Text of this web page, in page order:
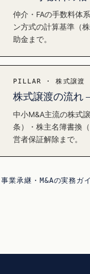
仲介・FAの手数料体
ン方式の計算基準（
助金まで。
PILLAR · 株式譲渡
株式譲渡の流れ
中小M&A主流の株式
条）・株主名簿書換
営者保証解除まで。
事業承継・M&Aの実務